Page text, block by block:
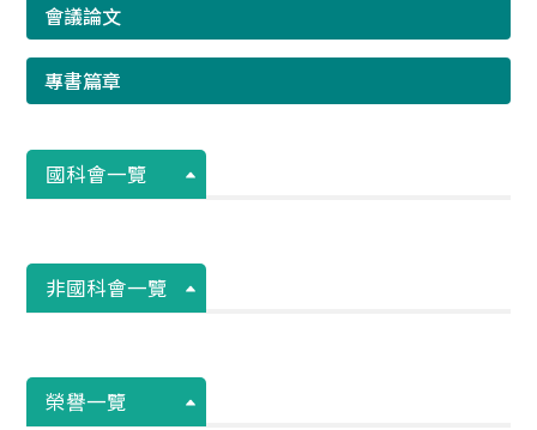
會議論文
專書篇章
國科會一覽
非國科會一覽
榮譽一覽